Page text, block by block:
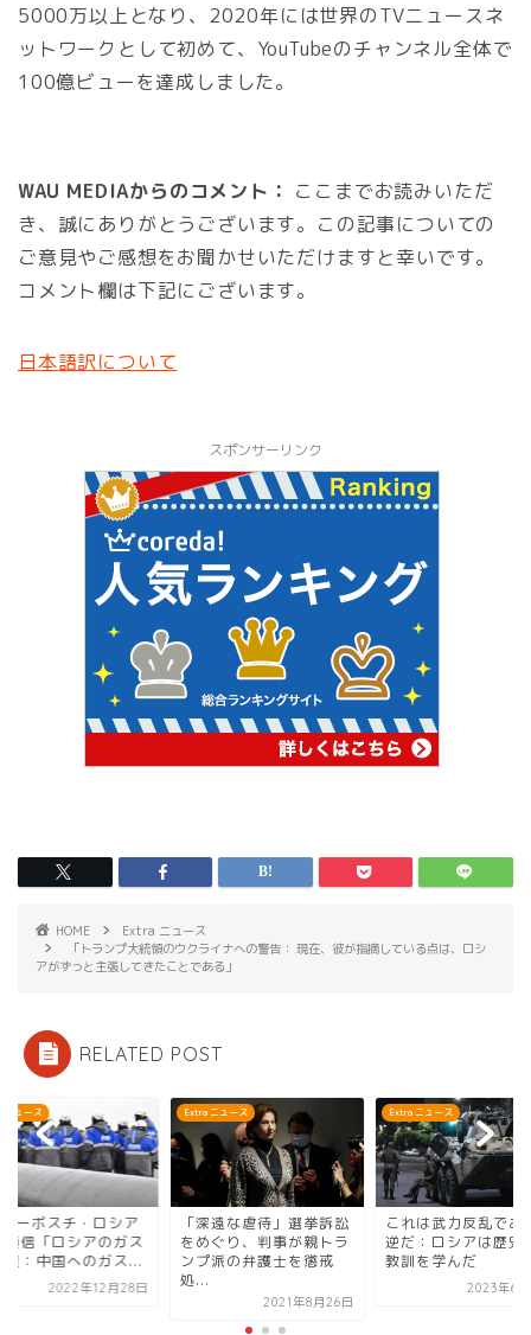
5000万以上となり、2020年には世界のTVニュースネ
ットワークとして初めて、YouTubeのチャンネル全体で
100億ビューを達成しました。
WAU MEDIAからのコメント： ここまでお読みいただ
き、誠にありがとうございます。この記事についての
ご意見やご感想をお聞かせいただけますと幸いです。
コメント欄は下記にございます。
日本語訳について
スポンサーリンク
HOME
Extra ニュース
「トランプ大統領のウクライナへの警告： 現在、彼が指摘している点は、ロシ
アがずっと主張してきたことである」
RELATED POST
ア
ス
...
Extra ニュース
「深遠な虐待」選挙訴訟
をめぐり、判事が親トラ
ンプ派の弁護士を懲戒
処...
Extra ニュース
これは武力反乱であり反
逆だ：ロシアは歴史から
教訓を学んだ
Extra ニュ
RIAノ
国際通
輸出量